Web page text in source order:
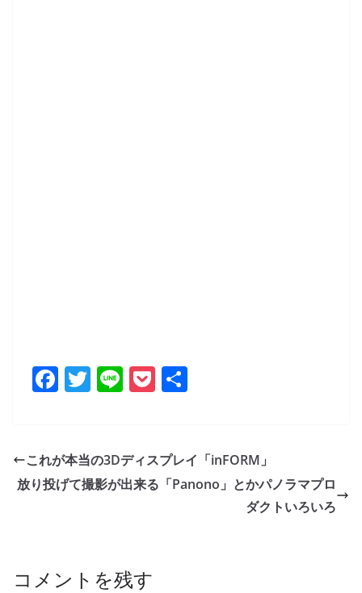
F
e
b
T
er
Li P
et
これが本当の3Dディスプレイ「inFORM」
放り投げて撮影が出来る「Panono」とかパノラマプロ
ダクトいろいろ
コメントを残す